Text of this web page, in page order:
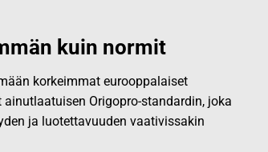
kuin normit
korkeimmat eurooppalaiset
Origopro-standardin, joka
ja luotettavuuden vaativissakin